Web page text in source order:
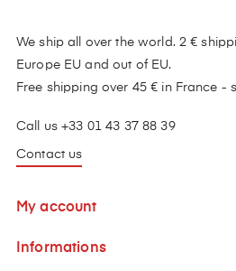
We ship all over the world. 2 €
Europe EU and out of EU.
Free shipping over 45 € in France -
Call us +33 01 43 37 88 39
Contact us
My account
Informations